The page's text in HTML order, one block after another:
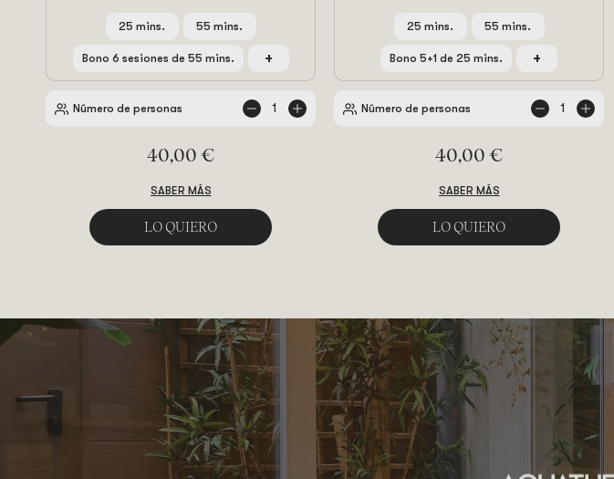
25 mins. 55 mins.
Bono 6 sesiones de 55 mins. +
Número de personas 1
40,00 €
SABER MÁS
LO QUIERO
25 mins. 55 mins.
Bono 5+1 de 25 mins. +
Número de personas
Restar 1
Restar
40,00 €
SABER MÁS
LO QUIERO